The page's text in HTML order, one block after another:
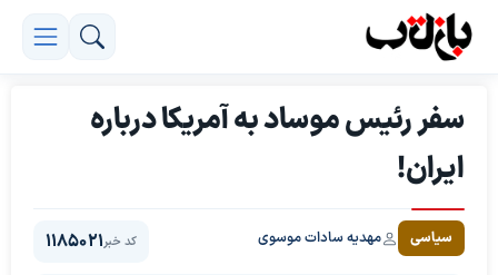
سفر رئیس موساد به آمریکا درباره
ایران!
سیاسی مهدیه سادات موسوی کد خبر1185021